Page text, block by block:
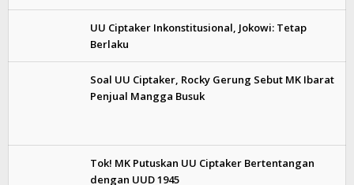
UU Ciptaker Inkonstitusional, Jokowi: Tetap
Berlaku
Soal UU Ciptaker, Rocky Gerung Sebut MK Ibarat
Penjual Mangga Busuk
Tok! MK Putuskan UU Ciptaker Bertentangan
dengan UUD 1945